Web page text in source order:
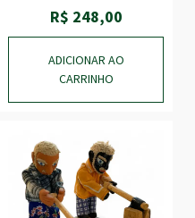
R$ 248,00
ADICIONAR AO
CARRINHO